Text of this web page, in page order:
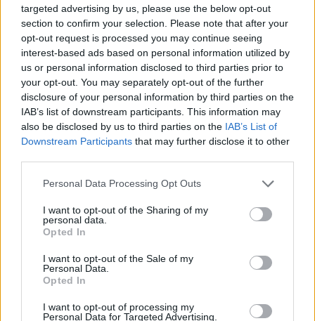
targeted advertising by us, please use the below opt-out
section to confirm your selection. Please note that after your
opt-out request is processed you may continue seeing
interest-based ads based on personal information utilized by
us or personal information disclosed to third parties prior to
your opt-out. You may separately opt-out of the further
disclosure of your personal information by third parties on the
IAB’s list of downstream participants. This information may
also be disclosed by us to third parties on the IAB’s List of
Downstream Participants that may further disclose it to other
Please note that this website/app uses one or more Google
not limited to your visit or usage behaviour. You may click to
grant or deny consent to Google and its third-party tags to
use your data for below specified purposes in below Google
consent section.
Personal Data Processing Opt Outs
I want to opt-out of the Sharing of my
personal data.
Opted In
I want to opt-out of the Sale of my
Personal Data.
Opted In
I want to opt-out of processing my
Personal Data for Targeted Advertising.
Országos hírek
Itt az ÉVOSZ megoldása a hőhullámok és az
MAGYAR ÉPÍTŐK